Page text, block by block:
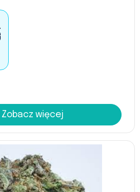
Zobacz więcej